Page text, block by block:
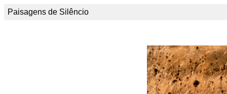
Paisagens de Silêncio